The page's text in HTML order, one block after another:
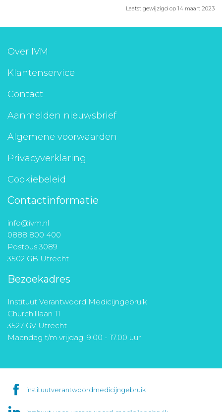
Laatst gewijzigd op 14 maart 2023
Over IVM
Klantenservice
Contact
Aanmelden nieuwsbrief
Algemene voorwaarden
Privacyverklaring
Cookiebeleid
Contactinformatie
info@ivm.nl
0888 800 400
Postbus 3089
3502 GB Utrecht
Bezoekadres
Instituut Verantwoord Medicijngebruik
Churchilllaan 11
3527 GV Utrecht
Maandag t/m vrijdag: 9.00 - 17.00 uur
instituutverantwoordmedicijngebruik